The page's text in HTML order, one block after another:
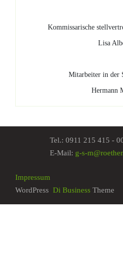
Kommissarische
Lisa
Mitarbeiter in der
Hermann
Tel.: 0911 215 415 -
E-Mail: g-s-
Impressum
WordPress Di Business Theme